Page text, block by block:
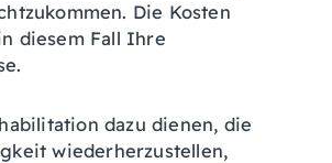
Die Kosten
diesem Fall Ihre
dazu dienen, die
wiederherzustellen,